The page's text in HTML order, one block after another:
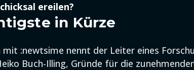
ereilen?
in Kürze
mit :newtsime nennt der Leiter eines
Buch-Illing, Gründe für die